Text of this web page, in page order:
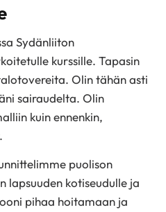
Sydänliiton
kurssille. Tapasin
Olin tähän asti
sairaudelta. Olin
kuin ennenkin,
puolison
lapsuuden kotiseudulle ja
pihaa hoitamaan ja